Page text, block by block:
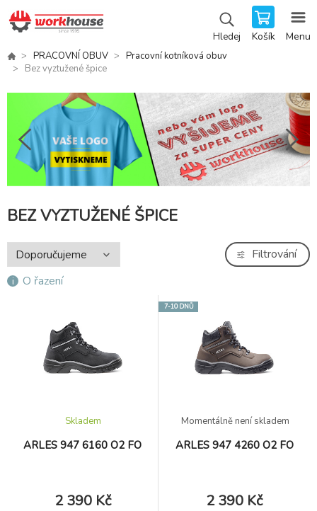
Hledej Košík Menu
PRACOVNÍ OBUV
Pracovní kotníková obuv
Bez vyztužené špice
BEZ VYZTUŽENÉ ŠPICE
O řazení
Filtrování
ARLES 947 6160 O2 FO
Skladem
2 390 Kč
7-10 DNŮ
ARLES 947 4260 O2 FO
Momentálně není skladem
2 390 Kč